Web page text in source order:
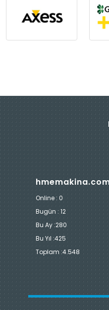
Online : 0
Bugün :12
Bu Ay :280
Bu Yıl :425
Toplam :4.548